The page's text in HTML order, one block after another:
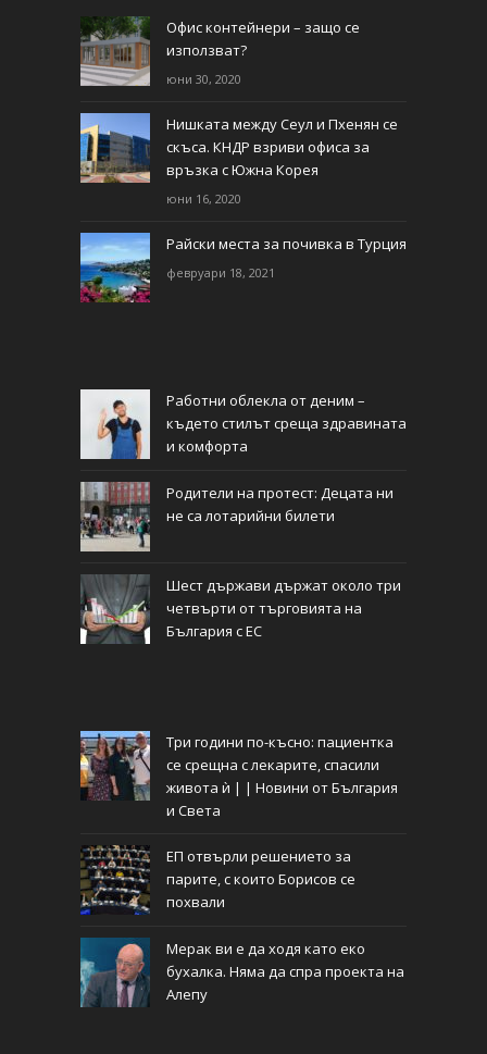
Офис контейнери – защо се
използват?
юни 30, 2020
Нишката между Сеул и Пхенян се
скъса. КНДР взриви офиса за
връзка с Южна Корея
юни 16, 2020
Райски места за почивка в Турция
февруари 18, 2021
Работни облекла от деним –
където стилът среща здравината
и комфорта
Родители на протест: Децата ни
не са лотарийни билети
Шест държави държат около три
четвърти от търговията на
България с ЕС
Три години по-късно: пациентка
се срещна с лекарите, спасили
живота ѝ | | Новини от България
и Света
ЕП отвърли решението за
парите, с които Борисов се
похвали
Мерак ви е да ходя като еко
бухалка. Няма да спра проекта на
Алепу